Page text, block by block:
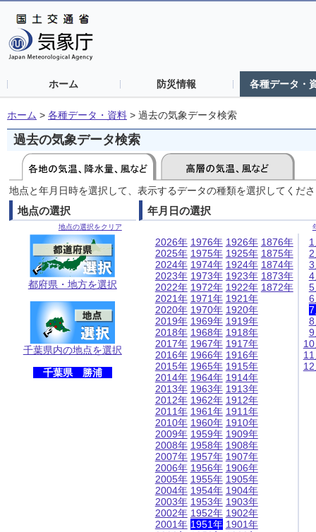
ホーム 防災情報 各種データ・
ホーム > 各種データ・資料 > 過去の気象データ検索
過去の気象データ検索
地点と年月日時を選択して、表示するデータの種類を選択してくだ
地点の選択
地点の選択をクリア
都府県・地方を選択
千葉県内の地点を選択
千葉県 勝浦
年月日の選択
2026年
2025年
2024年
2023年
2022年
2021年
2020年
2019年
2018年
2017年
2016年
2015年
2014年
2013年
2012年
2011年
2010年
2009年
2008年
2007年
2006年
2005年
2004年
2003年
2002年
2001年
1976年
1975年
1974年
1973年
1972年
1971年
1970年
1969年
1968年
1967年
1966年
1965年
1964年
1963年
1962年
1961年
1960年
1959年
1958年
1957年
1956年
1955年
1954年
1953年
1952年
1951年
1926年
1925年
1924年
1923年
1922年
1921年
1920年
1919年
1918年
1917年
1916年
1915年
1914年
1913年
1912年
1911年
1910年
1909年
1908年
1907年
1906年
1905年
1904年
1903年
1902年
1901年
1876年
1875年
1874年
1873年
1872年